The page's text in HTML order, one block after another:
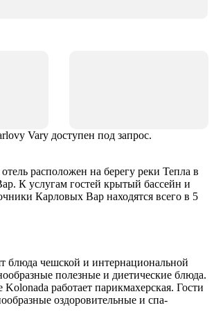
Vary доступен под запрос.
расположен на берегу реки Тепла в
К услугам гостей крытый бассейн и
Карловых Вар находятся всего в 5
блюда чешской и интернациональной
полезные и диетические блюда.
Kolonada работает парикмахерская. Гости
оздоровительные и спа-